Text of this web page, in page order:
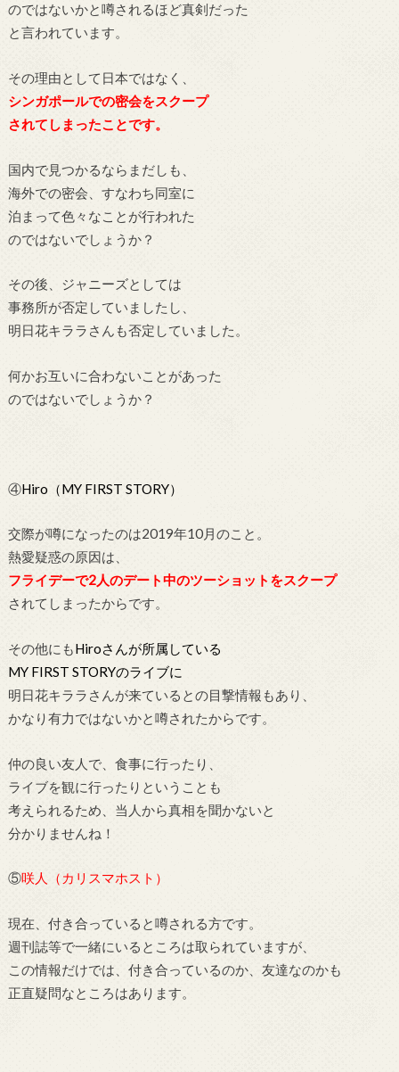
のではないかと噂されるほど真剣だった
と言われています。
その理由として日本ではなく、
シンガポールでの密会をスクープ
されてしまったことです。
国内で見つかるならまだしも、
海外での密会、すなわち同室に
泊まって色々なことが行われた
のではないでしょうか？
その後、ジャニーズとしては
事務所が否定していましたし、
明日花キララさんも否定していました。
何かお互いに合わないことがあった
のではないでしょうか？
④Hiro（MY FIRST STORY）
交際が噂になったのは2019年10月のこと。
熱愛疑惑の原因は、
フライデーで2人のデート中のツーショットをスクープ
されてしまったからです。
その他にもHiroさんが所属している
MY FIRST STORYのライブに
明日花キララさんが来ているとの目撃情報もあり、
かなり有力ではないかと噂されたからです。
仲の良い友人で、食事に行ったり、
ライブを観に行ったりということも
考えられるため、当人から真相を聞かないと
分かりませんね！
⑤咲人（カリスマホスト）
現在、付き合っていると噂される方です。
週刊誌等で一緒にいるところは取られていますが、
この情報だけでは、付き合っているのか、友達なのかも
正直疑問なところはあります。